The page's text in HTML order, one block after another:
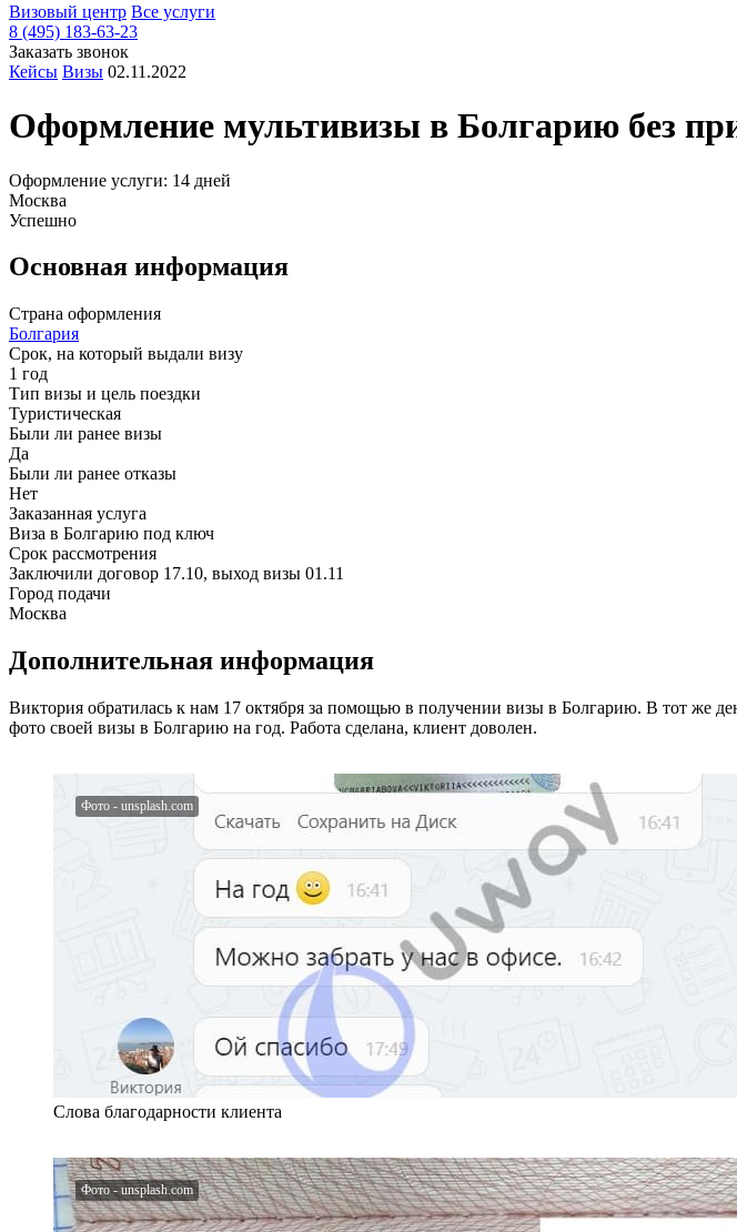
Визовый центр Все услуги
8 (495) 183-63-23
Заказать звонок
Кейсы Визы 02.11.2022
Оформление мультивизы в Болгарию без
Оформление услуги: 14 дней
Москва
Успешно
Основная информация
Страна оформления
Болгария
Срок, на который выдали визу
1 год
Тип визы и цель поездки
Туристическая
Были ли ранее визы
Да
Были ли ранее отказы
Нет
Заказанная услуга
Виза в Болгарию под ключ
Срок рассмотрения
Заключили договор 17.10, выход визы 01.11
Город подачи
Москва
Дополнительная информация
Виктория обратилась к нам 17 октября за помощью в получении визы в Болгарию. В тот же
фото своей визы в Болгарию на год. Работа сделана, клиент доволен.
Слова благодарности клиента